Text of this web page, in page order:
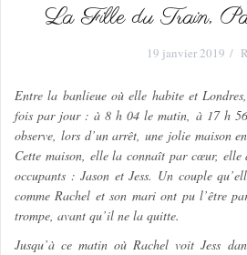
La Fille du Train,
19 janvier 2019
Entre la banlieue où elle habite et
fois par jour : à 8 h 04 le matin, à 17 h
observe, lors d’un arrêt, une jolie maison
Cette maison, elle la connaît par cœur, elle
occupants : Jason et Jess. Un couple
comme Rachel et son mari ont pu l’être
trompe, avant qu’il ne la quitte.
Jusqu’à ce matin où Rachel voit Jess